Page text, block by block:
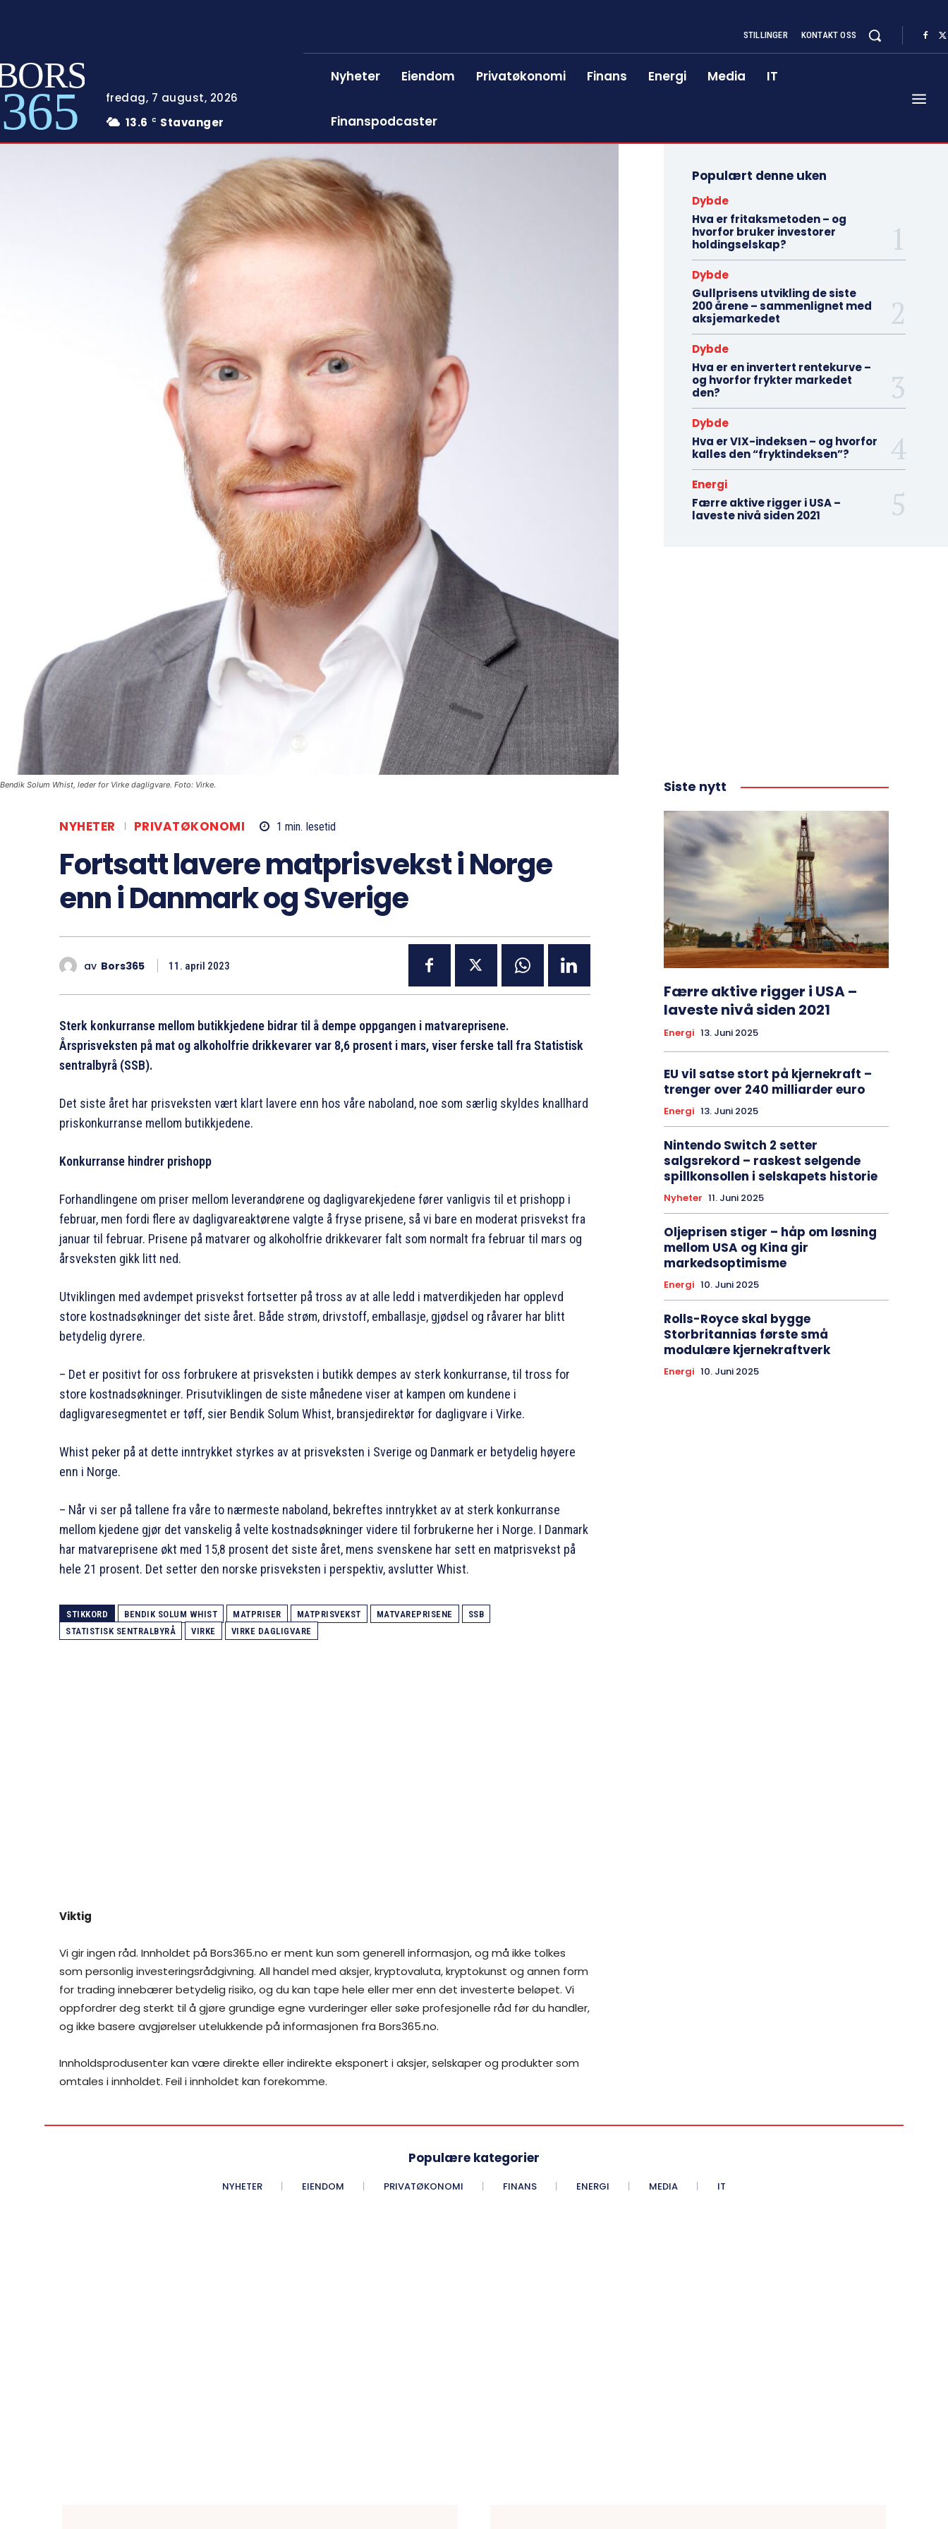
365
fredag, 7 august, 2026
13.6
C Stavanger
STILLINGER KONTAKT OSS
Nyheter Eiendom Privatøkonomi Finans Energi Media IT
Finanspodcaster
Bendik Solum Whist, leder for Virke dagligvare. Foto: Virke.
NYHETER PRIVATØKONOMI 1 min. lesetid
Fortsatt lavere matprisvekst i Norge
enn i Danmark og Sverige
av Bors365 11. april 2023
Sterk konkurranse mellom butikkjedene bidrar til å dempe oppgangen i matvareprisene.
Årsprisveksten på mat og alkoholfrie drikkevarer var 8,6 prosent i mars, viser ferske tall fra Statistisk
sentralbyrå (SSB).
Det siste året har prisveksten vært klart lavere enn hos våre naboland, noe som særlig skyldes knallhard
priskonkurranse mellom butikkjedene.
Konkurranse hindrer prishopp
Forhandlingene om priser mellom leverandørene og dagligvarekjedene fører vanligvis til et prishopp i
februar, men fordi flere av dagligvareaktørene valgte å fryse prisene, så vi bare en moderat prisvekst fra
januar til februar. Prisene på matvarer og alkoholfrie drikkevarer falt som normalt fra februar til mars og
årsveksten gikk litt ned.
Utviklingen med avdempet prisvekst fortsetter på tross av at alle ledd i matverdikjeden har opplevd
store kostnadsøkninger det siste året. Både strøm, drivstoff, emballasje, gjødsel og råvarer har blitt
betydelig dyrere.
– Det er positivt for oss forbrukere at prisveksten i butikk dempes av sterk konkurranse, til tross for
store kostnadsøkninger. Prisutviklingen de siste månedene viser at kampen om kundene i
dagligvaresegmentet er tøff, sier Bendik Solum Whist, bransjedirektør for dagligvare i Virke.
Whist peker på at dette inntrykket styrkes av at prisveksten i Sverige og Danmark er betydelig høyere
enn i Norge.
– Når vi ser på tallene fra våre to nærmeste naboland, bekreftes inntrykket av at sterk konkurranse
mellom kjedene gjør det vanskelig å velte kostnadsøkninger videre til forbrukerne her i Norge. I Danmark
har matvareprisene økt med 15,8 prosent det siste året, mens svenskene har sett en matprisvekst på
hele 21 prosent. Det setter den norske prisveksten i perspektiv, avslutter Whist.
STIKKORD BENDIK SOLUM WHIST MATPRISER MATPRISVEKST MATVAREPRISENE
SSB
STATISTISK SENTRALBYRÅ
VIRKE VIRKE DAGLIGVARE
Viktig
Vi gir ingen råd. Innholdet på Bors365.no er ment kun som generell informasjon, og må ikke tolkes
som personlig investeringsrådgivning. All handel med aksjer, kryptovaluta, kryptokunst og annen form
for trading innebærer betydelig risiko, og du kan tape hele eller mer enn det investerte beløpet. Vi
oppfordrer deg sterkt til å gjøre grundige egne vurderinger eller søke profesjonelle råd før du handler,
og ikke basere avgjørelser utelukkende på informasjonen fra Bors365.no.
Innholdsprodusenter kan være direkte eller indirekte eksponert i aksjer, selskaper og produkter som
omtales i innholdet. Feil i innholdet kan forekomme.
Populært denne uken
Dybde
Hva er fritaksmetoden – og
hvorfor bruker investorer
holdingselskap?
Dybde
Gullprisens utvikling de siste
200 årene – sammenlignet med
aksjemarkedet
Dybde
Hva er en invertert rentekurve –
og hvorfor frykter markedet
den?
Dybde
Hva er VIX-indeksen – og hvorfor
kalles den “fryktindeksen”?
Energi
Færre aktive rigger i USA –
laveste nivå siden 2021
Siste nytt
Færre aktive rigger i USA –
laveste nivå siden 2021
Energi 13. Juni 2025
EU vil satse stort på kjernekraft –
trenger over 240 milliarder euro
Energi 13. Juni 2025
Nintendo Switch 2 setter
salgsrekord – raskest selgende
spillkonsollen i selskapets historie
Nyheter 11. Juni 2025
Oljeprisen stiger – håp om løsning
mellom USA og Kina gir
markedsoptimisme
Energi 10. Juni 2025
Rolls-Royce skal bygge
Storbritannias første små
modulære kjernekraftverk
Energi 10. Juni 2025
Populære kategorier
NYHETER EIENDOM PRIVATØKONOMI FINANS ENERGI MEDIA IT